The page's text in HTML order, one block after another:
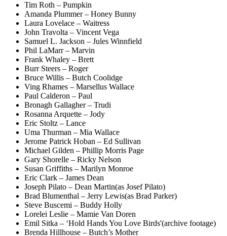
Tim Roth – Pumpkin
Amanda Plummer – Honey Bunny
Laura Lovelace – Waitress
John Travolta – Vincent Vega
Samuel L. Jackson – Jules Winnfield
Phil LaMarr – Marvin
Frank Whaley – Brett
Burr Steers – Roger
Bruce Willis – Butch Coolidge
Ving Rhames – Marsellus Wallace
Paul Calderon – Paul
Bronagh Gallagher – Trudi
Rosanna Arquette – Jody
Eric Stoltz – Lance
Uma Thurman – Mia Wallace
Jerome Patrick Hoban – Ed Sullivan
Michael Gilden – Phillip Morris Page
Gary Shorelle – Ricky Nelson
Susan Griffiths – Marilyn Monroe
Eric Clark – James Dean
Joseph Pilato – Dean Martin(as Josef Pilato)
Brad Blumenthal – Jerry Lewis(as Brad Parker)
Steve Buscemi – Buddy Holly
Lorelei Leslie – Mamie Van Doren
Emil Sitka – ‘Hold Hands You Love Birds'(archive footage)
Brenda Hillhouse – Butch’s Mother